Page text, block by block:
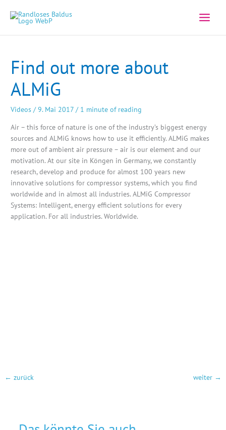
Inhalt
springen
Find out more about
ALMiG
Videos /9. Mai 2017/ 1 minute of reading
Air – this force of nature is one of the industry’s biggest energy
sources and ALMiG knows how to use it efficiently. ALMiG makes
more out of ambient air pressure – air is our element and our
motivation. At our site in Köngen in Germany, we constantly
research, develop and produce for almost 100 years new
innovative solutions for compressor systems, which you find
worldwide and in almost all industries. ALMiG Compressor
Systems: Intelligent, energy efficient solutions for every
application. For all industries. Worldwide.
← zurück weiter →